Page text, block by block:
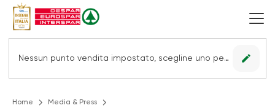
Nessun punto vendita impostato, scegline uno per vedere le offerte. edit
Home
Media & Press